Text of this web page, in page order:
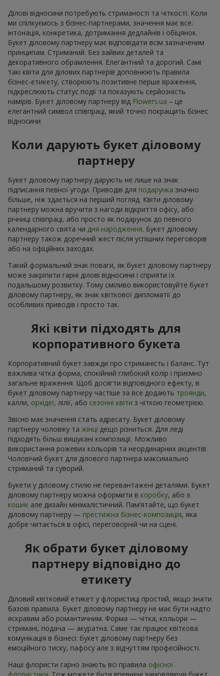
Ділові відносини потребують стриманості та чіткості. Коли
ми спілкуємось з бізнес-партнерами, значення має все:
інтонація, конкретика, дотримання дедлайнів і обіцянок.
Букет діловому партнеру має відповідати всім зазначеним
принципам. Стриманий. Без зайвих деталей та
декоративного обрамлення. Елегантний та дорогий. Самі
такі квіти для ділових партнерів доповнюють правила
бізнес-етикету, створюють позитивне перше враження,
підкреслюють статус події та показують серйозність
намірів. Букет діловому партнеру від Flowers.ua – це
елегантний символ співпраці, який точно покращить бізнес
відносини
Коли дарують букет діловому
партнеру
Букет діловому партнеру дарують не лише на знак
підписання певної угоди. Приводів для подарунка значно
більше, ніж здається на перший погляд. Квіти діловому
партнеру можна вручити з нагоди відкриття офісу, або
річниці співпраці, або просто як подарунок до певного
календарного свята чи дня народження. Букет діловому
партнеру також доречний жест після успішних переговорів
або на офіційних заходах.
Такий формальний знак поваги, як букет діловому партнеру
може закріпити гарні ділові відносини і сприяти їх
подальшому розвитку. Тому сміливо використовуйте букет
діловому партнеру, як знак квіткової дипломатії до
особливих приводів і просто так.
Які квіти підходять для
корпоративного букета
Корпоративний букет завжди про стриманість і баланс. Тут
важлива чітка форма, спокійний глибокий колір і приємно
загальне враження. Щоб досягти відповідного ефекту, в
букет діловому партнеру частіше за все додають троянди,
калли, орхідеї, лілії, або сезонні квіти з чіткою геометрією.
Звісно має значення стать адресату. Букет діловому
партнеру чоловіку та жінці дещо різниться. Для леді
підходять більш вишукані композиції. Можливо
використання рожевих кольорів та неординарних акцентів.
Чоловічий букет для ділового партнера максимально
стриманий та суворий.
Букети у діловому стилю не перевантажені деталями. Букет
діловому партнеру можна оформити в коробку, або в
кошик але дизайн мінімалістичний. Пам’ятайте, що букет
діловому партнеру — престижна бізнес-композиція, яка
добре читається в офісі, переговорній чи на сцені.
Як обрати букет діловому
партнеру відповідно до
етикету
Діловий квітковий етикет у флористиці простий, якщо знати
базові правила. Букет діловому партнеру не має бути надто
яскравим або романтичним. Форма — чітка, кольори —
стримані, подача — акуратна. Саме так працює квіткова
комунікація в бізнесі: букет діловому партнеру без
емоційного тиску, пафосу але з відчуттям професійності.
Наші флористи гарно знають всі правила офісної
флористики . Тож можете бути впевнені замовляючи букет